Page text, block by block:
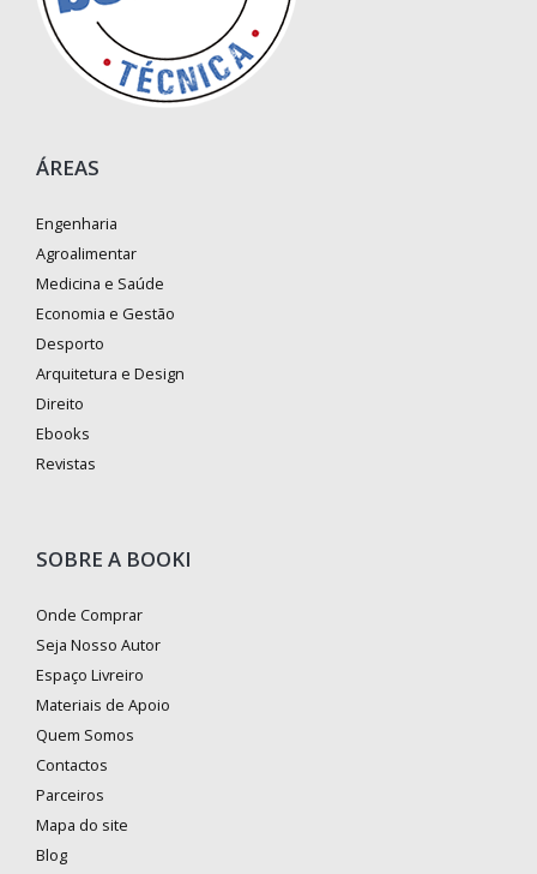
ÁREAS
Engenharia
Agroalimentar
Medicina e Saúde
Economia e Gestão
Desporto
Arquitetura e Design
Direito
Ebooks
Revistas
SOBRE A BOOKI
Onde Comprar
Seja Nosso Autor
Espaço Livreiro
Materiais de Apoio
Quem Somos
Contactos
Parceiros
Mapa do site
Blog